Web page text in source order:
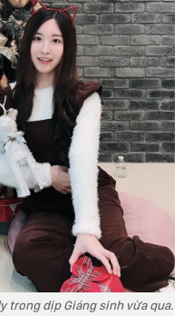
trong dịp Giáng sinh vừa qua.